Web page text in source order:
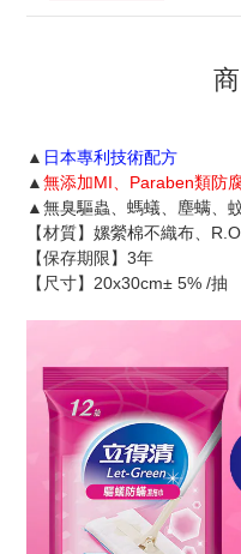
▲ 日本專利技術配方
▲無添加MI、Paraben類防
▲無臭驅蟲、螞蟻、塵螨、
【材質】嫘縈棉不織布、
【保存期限】3年
【尺寸】20x30cm± 5% /抽